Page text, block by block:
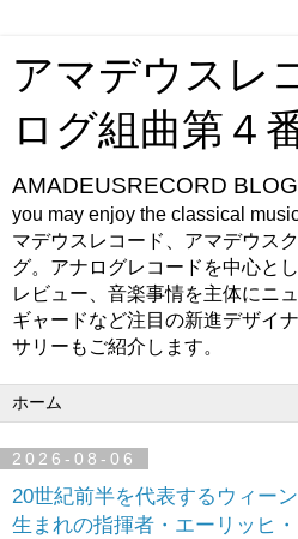
アマデウスレ
ログ組曲第４
AMADEUSRECORD
you may enjoy the classical
マデウスレコード、アマデウス
グ。アナログレコードを中心と
レビュー、音楽事情を主体にニ
ギャードなど注目の新進デザイ
サリーもご紹介します。
2026-08-06
20世紀前半を代表するウィーン
生まれの指揮者・エーリッヒ・